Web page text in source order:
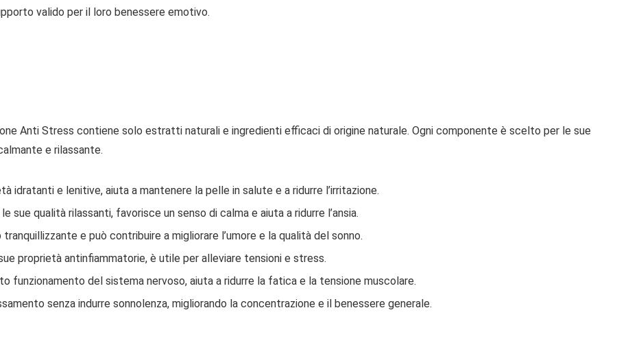
valido per il loro benessere emotivo.
Anti Stress contiene solo estratti naturali e ingredienti efficaci di origine naturale. Ogni componente è scelto per le sue
e rilassante.
idratanti e lenitive, aiuta a mantenere la pelle in salute e a ridurre l’irritazione.
sue qualità rilassanti, favorisce un senso di calma e aiuta a ridurre l’ansia.
e può contribuire a migliorare l’umore e la qualità del sonno.
proprietà antinfiammatorie, è utile per alleviare tensioni e stress.
funzionamento del sistema nervoso, aiuta a ridurre la fatica e la tensione muscolare.
senza indurre sonnolenza, migliorando la concentrazione e il benessere generale.